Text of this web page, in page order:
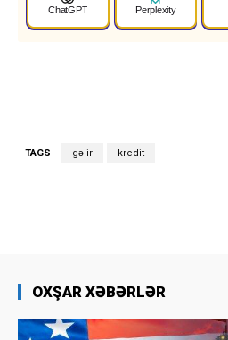
ChatGPT Perplexity
TAGS gəlir kredit
OXŞAR XƏBƏRLƏR